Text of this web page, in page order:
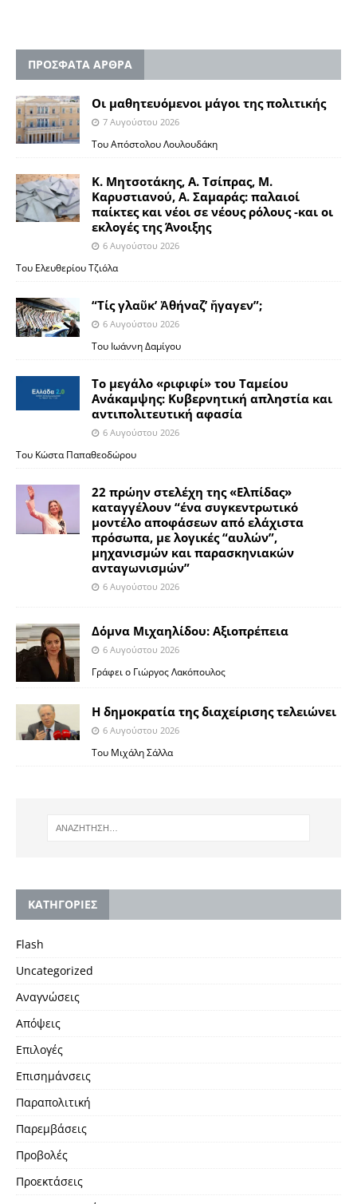
ΠΡΟΣΦΑΤΑ ΑΡΘΡΑ
Οι μαθητευόμενοι μάγοι της πολιτικής
7 Αυγούστου 2026
Του Απόστολου Λουλουδάκη
Κ. Μητσοτάκης, Α. Τσίπρας, Μ.
Καρυστιανού, Α. Σαμαράς: παλαιοί
παίκτες και νέοι σε νέους ρόλους -και οι
εκλογές της Άνοιξης
6 Αυγούστου 2026
Του Ελευθερίου Τζιόλα
“Τίς γλαῦκ’ Ἀθήναζ’ ἤγαγεν”;
6 Αυγούστου 2026
Του Ιωάννη Δαμίγου
Το μεγάλο «ριφιφί» του Ταμείου
Ανάκαμψης: Κυβερνητική απληστία και
αντιπολιτευτική αφασία
6 Αυγούστου 2026
Του Κώστα Παπαθεοδώρου
22 πρώην στελέχη της «Ελπίδας»
καταγγέλουν “ένα συγκεντρωτικό
μοντέλο αποφάσεων από ελάχιστα
πρόσωπα, με λογικές “αυλών”,
μηχανισμών και παρασκηνιακών
ανταγωνισμών”
6 Αυγούστου 2026
Δόμνα Μιχαηλίδου: Αξιοπρέπεια
6 Αυγούστου 2026
Γράφει ο Γιώργος Λακόπουλος
Η δημοκρατία της διαχείρισης τελειώνει
6 Αυγούστου 2026
Του Μιχάλη Σάλλα
KΑΤΗΓΟΡΙΕΣ
Flash
Uncategorized
Αναγνώσεις
Απόψεις
Επιλογές
Επισημάνσεις
Παραπολιτική
Παρεμβάσεις
Προβολές
Προεκτάσεις